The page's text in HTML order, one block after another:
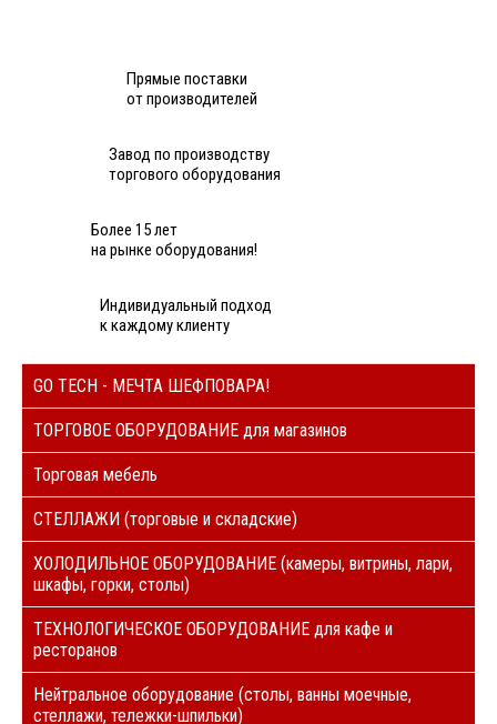
Прямые поставки
от производителей
Завод по производству
торгового оборудования
Более 15 лет
на рынке оборудования!
Индивидуальный подход
к каждому клиенту
GO TECH - МЕЧТА ШЕФПОВАРА!
ТОРГОВОЕ ОБОРУДОВАНИЕ для магазинов
Торговая мебель
СТЕЛЛАЖИ (торговые и складские)
ХОЛОДИЛЬНОЕ ОБОРУДОВАНИЕ (камеры, витрины, лари,
шкафы, горки, столы)
ТЕХНОЛОГИЧЕСКОЕ ОБОРУДОВАНИЕ для кафе и
ресторанов
Нейтральное оборудование (столы, ванны моечные,
стеллажи, тележки-шпильки)